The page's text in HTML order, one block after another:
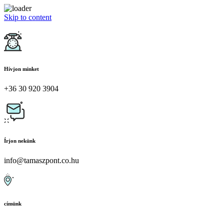
Skip to content
Hívjon minket
+36 30 920 3904
Írjon nekünk
info@tamaszpont.co.hu
címünk